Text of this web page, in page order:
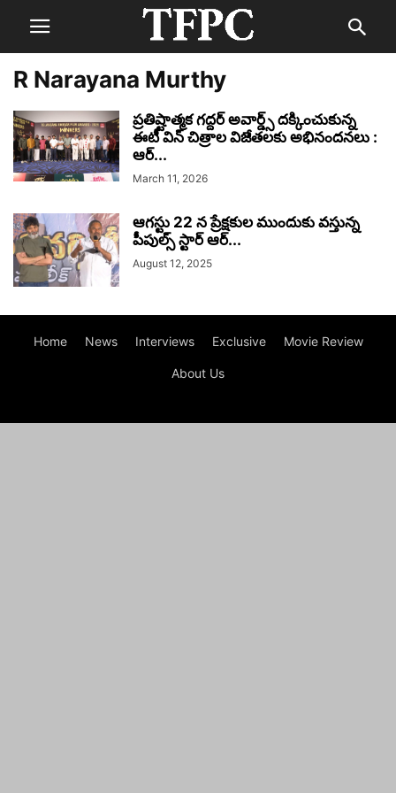
R Narayana Murthy
ప్రతిష్టాత్మక గద్దర్ అవార్డ్స్ దక్కించుకున్న
ఈటీ విన్ చిత్రాల విజేతలకు అభినందనలు :
ఆర్...
March 11, 2026
ఆగస్టు 22 న ప్రేక్షకుల ముందుకు వస్తున్న
పీపుల్స్ స్టార్ ఆర్...
August 12, 2025
Home News Interviews Exclusive Movie Review
About Us